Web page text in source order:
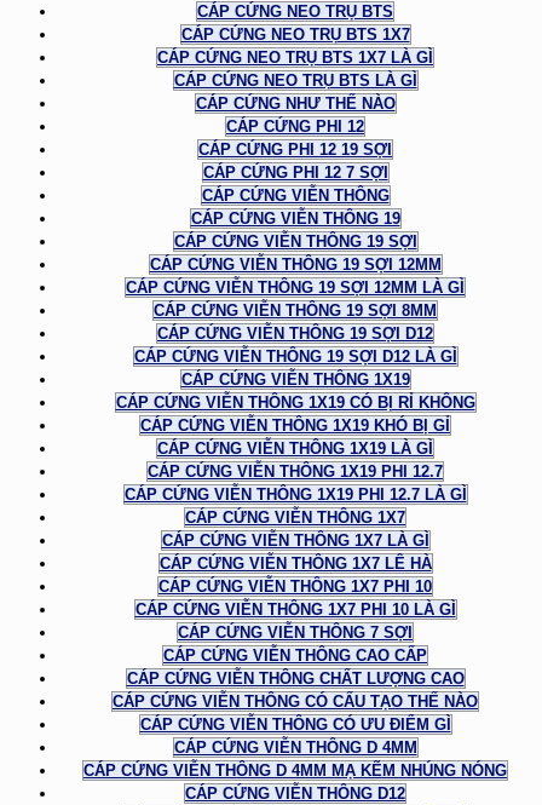
CÁP CỨNG NEO TRỤ BTS
CÁP CỨNG NEO TRỤ BTS 1X7
CÁP CỨNG NEO TRỤ BTS 1X7 LÀ GÌ
CÁP CỨNG NEO TRỤ BTS LÀ GÌ
CÁP CỨNG NHƯ THẾ NÀO
CÁP CỨNG PHI 12
CÁP CỨNG PHI 12 19 SỢI
CÁP CỨNG PHI 12 7 SỢI
CÁP CỨNG VIỄN THÔNG
CÁP CỨNG VIỄN THÔNG 19
CÁP CỨNG VIỄN THÔNG 19 SỢI
CÁP CỨNG VIỄN THÔNG 19 SỢI 12MM
CÁP CỨNG VIỄN THÔNG 19 SỢI 12MM LÀ GÌ
CÁP CỨNG VIỄN THÔNG 19 SỢI 8MM
CÁP CỨNG VIỄN THÔNG 19 SỢI D12
CÁP CỨNG VIỄN THÔNG 19 SỢI D12 LÀ GÌ
CÁP CỨNG VIỄN THÔNG 1X19
CÁP CỨNG VIỄN THÔNG 1X19 CÓ BỊ RỈ KHÔNG
CÁP CỨNG VIỄN THÔNG 1X19 KHÓ BỊ GỈ
CÁP CỨNG VIỄN THÔNG 1X19 LÀ GÌ
CÁP CỨNG VIỄN THÔNG 1X19 PHI 12.7
CÁP CỨNG VIỄN THÔNG 1X19 PHI 12.7 LÀ GÌ
CÁP CỨNG VIỄN THÔNG 1X7
CÁP CỨNG VIỄN THÔNG 1X7 LÀ GÌ
CÁP CỨNG VIỄN THÔNG 1X7 LÊ HÀ
CÁP CỨNG VIỄN THÔNG 1X7 PHI 10
CÁP CỨNG VIỄN THÔNG 1X7 PHI 10 LÀ GÌ
CÁP CỨNG VIỄN THÔNG 7 SỢI
CÁP CỨNG VIỄN THÔNG CAO CẤP
CÁP CỨNG VIỄN THÔNG CHẤT LƯỢNG CAO
CÁP CỨNG VIỄN THÔNG CÓ CẤU TẠO THẾ NÀO
CÁP CỨNG VIỄN THÔNG CÓ ƯU ĐIỂM GÌ
CÁP CỨNG VIỄN THÔNG D 4MM
CÁP CỨNG VIỄN THÔNG D 4MM MẠ KẼM NHÚNG NÓNG
CÁP CỨNG VIỄN THÔNG D12